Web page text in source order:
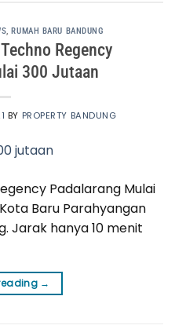
,RUMAH BARU BANDUNG
Regency
300 Jutaan
BY PROPERTY BANDUNG
Padalarang Mulai
Baru Parahyangan
Jarak hanya 10 menit
→